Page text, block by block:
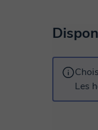
Si vous
Les